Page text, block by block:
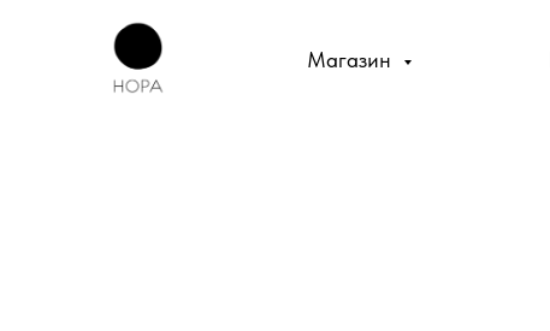
Магазин